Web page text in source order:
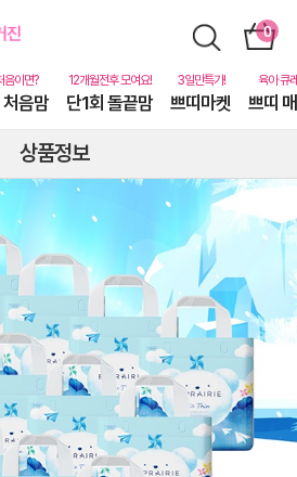
음맘 단1회 돌끝맘 쁘띠마켓 쁘띠
상품정보